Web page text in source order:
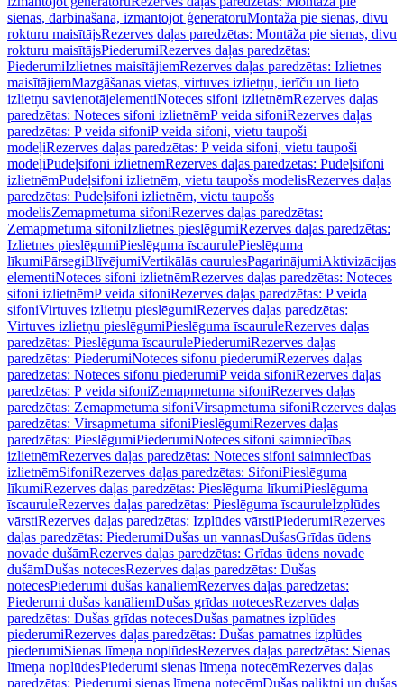
sienas, darbināšana, izmantojot ģeneratoruMontāža pie sienas, divu
rokturu maisītājsRezerves daļas paredzētas: Montāža pie sienas, divu
rokturu maisītājsPiederumiRezerves daļas paredzētas:
PiederumiIzlietnes maisītājiemRezerves daļas paredzētas: Izlietnes
maisītājiemMazgāšanas vietas, virtuves izlietņu, ierīču un lieto
izlietņu savienotājelementiNoteces sifoni izlietnēmRezerves daļas
paredzētas: Noteces sifoni izlietnēmP veida sifoniRezerves daļas
paredzētas: P veida sifoniP veida sifoni, vietu taupoši
modeļiRezerves daļas paredzētas: P veida sifoni, vietu taupoši
modeļiPudeļsifoni izlietnēmRezerves daļas paredzētas: Pudeļsifoni
izlietnēmPudeļsifoni izlietnēm, vietu taupošs modelisRezerves daļas
paredzētas: Pudeļsifoni izlietnēm, vietu taupošs
modelisZemapmetuma sifoniRezerves daļas paredzētas:
Zemapmetuma sifoniIzlietnes pieslēgumiRezerves daļas paredzētas:
Izlietnes pieslēgumiPieslēguma īscaurulePieslēguma
līkumiPārsegiBlīvējumiVertikālās caurulesPagarinājumiAktivizācijas
elementiNoteces sifoni izlietnēmRezerves daļas paredzētas: Noteces
sifoni izlietnēmP veida sifoniRezerves daļas paredzētas: P veida
sifoniVirtuves izlietņu pieslēgumiRezerves daļas paredzētas:
Virtuves izlietņu pieslēgumiPieslēguma īscauruleRezerves daļas
paredzētas: Pieslēguma īscaurulePiederumiRezerves daļas
paredzētas: PiederumiNoteces sifonu piederumiRezerves daļas
paredzētas: Noteces sifonu piederumiP veida sifoniRezerves daļas
paredzētas: P veida sifoniZemapmetuma sifoniRezerves daļas
paredzētas: Zemapmetuma sifoniVirsapmetuma sifoniRezerves daļas
paredzētas: Virsapmetuma sifoniPieslēgumiRezerves daļas
paredzētas: PieslēgumiPiederumiNoteces sifoni saimniecības
izlietnēmRezerves daļas paredzētas: Noteces sifoni saimniecības
izlietnēmSifoniRezerves daļas paredzētas: SifoniPieslēguma
līkumiRezerves daļas paredzētas: Pieslēguma līkumiPieslēguma
īscauruleRezerves daļas paredzētas: Pieslēguma īscauruleIzplūdes
vārstiRezerves daļas paredzētas: Izplūdes vārstiPiederumiRezerves
daļas paredzētas: PiederumiDušas un vannasDušasGrīdas ūdens
novade dušāmRezerves daļas paredzētas: Grīdas ūdens novade
dušāmDušas notecesRezerves daļas paredzētas: Dušas
notecesPiederumi dušas kanāliemRezerves daļas paredzētas:
Piederumi dušas kanāliemDušas grīdas notecesRezerves daļas
paredzētas: Dušas grīdas notecesDušas pamatnes izplūdes
piederumiRezerves daļas paredzētas: Dušas pamatnes izplūdes
piederumiSienas līmeņa noplūdesRezerves daļas paredzētas: Sienas
līmeņa noplūdesPiederumi sienas līmeņa notecēmRezerves daļas
paredzētas: Piederumi sienas līmeņa notecēmDušas paliktņi un dušas